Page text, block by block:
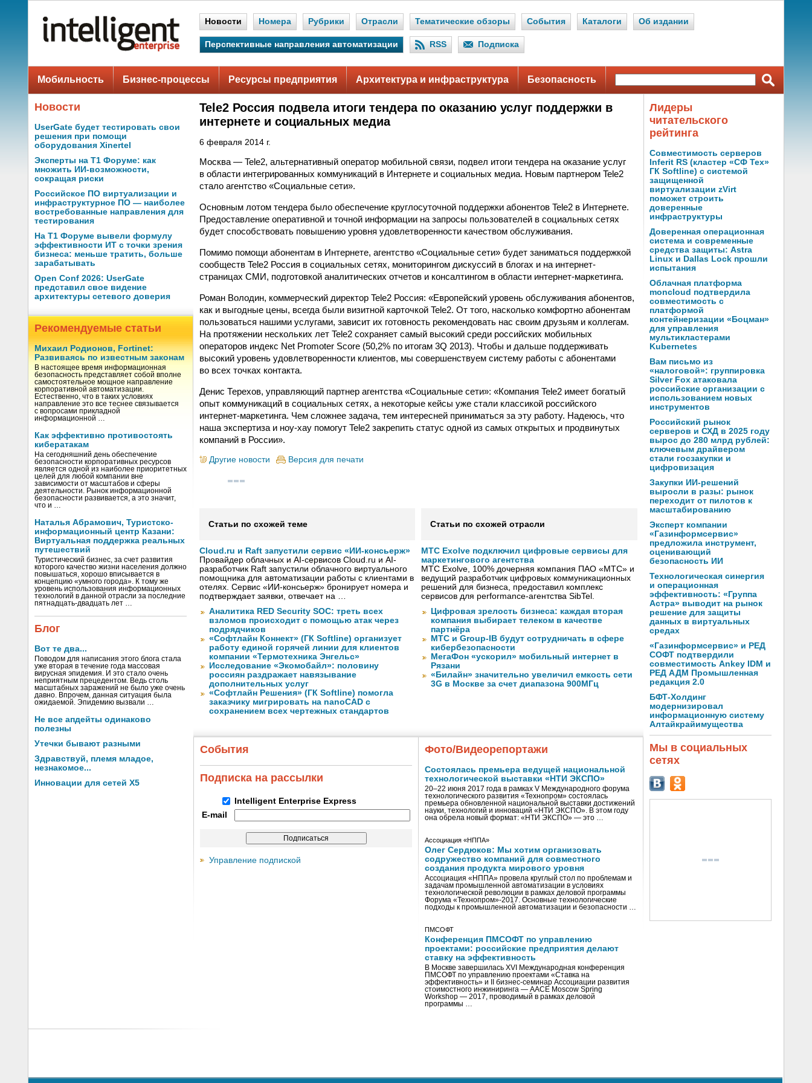
Новости Номера Рубрики Отрасли Тематические обзоры События Каталоги Об издании
Перспективные направления автоматизации RSS Подписка
Мобильность Бизнес-процессы Ресурсы предприятия Архитектура и инфраструктура Безопасность
Новости
UserGate будет тестировать свои
решения при помощи
оборудования Xinertel
Эксперты на Т1 Форуме: как
множить ИИ-возможности,
сокращая риски
Российское ПО виртуализации и
инфраструктурное ПО — наиболее
востребованные направления для
тестирования
На Т1 Форуме вывели формулу
эффективности ИТ с точки зрения
бизнеса: меньше тратить, больше
зарабатывать
Open Conf 2026: UserGate
представил свое видение
архитектуры сетевого доверия
Рекомендуемые статьи
Михаил Родионов, Fortinet:
Развиваясь по известным законам
В настоящее время информационная
безопасность представляет собой вполне
самостоятельное мощное направление
корпоративной автоматизации.
Естественно, что в таких условиях
направление это все теснее связывается
с вопросами прикладной
информационной …
Как эффективно противостоять
кибератакам
На сегодняшний день обеспечение
безопасности корпоративных ресурсов
является одной из наиболее приоритетных
целей для любой компании вне
зависимости от масштабов и сферы
деятельности. Рынок информационной
безопасности развивается, а это значит,
что и …
Наталья Абрамович, Туристско-
информационный центр Казани:
Виртуальная поддержка реальных
путешествий
Туристический бизнес, за счет развития
которого качество жизни населения должно
повышаться, хорошо вписывается в
концепцию «умного города». К тому же
уровень использования информационных
технологий в данной отрасли за последние
пятнадцать-двадцать лет …
Блог
Вот те два...
Поводом для написания этого блога стала
уже вторая в течение года массовая
вирусная эпидемия. И это стало очень
неприятным прецедентом. Ведь столь
масштабных заражений не было уже очень
давно. Впрочем, данная ситуация была
ожидаемой. Эпидемию вызвали …
Не все апдейты одинаково
полезны
Утечки бывают разными
Здравствуй, племя младое,
незнакомое...
Инновации для сетей X5
Tele2 Россия подвела итоги тендера по оказанию услуг поддержки в
интернете и социальных медиа
6 февраля 2014 г.
Москва — Tele2, альтернативный оператор мобильной связи, подвел итоги тендера на оказание услуг
в области интегрированных коммуникаций в Интернете и социальных медиа. Новым партнером Tele2
стало агентство «Социальные сети».
Основным лотом тендера было обеспечение круглосуточной поддержки абонентов Tele2 в Интернете.
Предоставление оперативной и точной информации на запросы пользователей в социальных сетях
будет способствовать повышению уровня удовлетворенности качеством обслуживания.
Помимо помощи абонентам в Интернете, агентство «Социальные сети» будет заниматься поддержкой
сообществ Tele2 Россия в социальных сетях, мониторингом дискуссий в блогах и на интернет-
страницах СМИ, подготовкой аналитических отчетов и консалтингом в области интернет-маркетинга.
Роман Володин, коммерческий директор Tele2 Россия: «Европейский уровень обслуживания абонентов,
как и выгодные цены, всегда были визитной карточкой Tele2. От того, насколько комфортно абонентам
пользоваться нашими услугами, зависит их готовность рекомендовать нас своим друзьям и коллегам.
На протяжении нескольких лет Tele2 сохраняет самый высокий среди российских мобильных
операторов индекс Net Promoter Score (50,2% по итогам 3Q 2013). Чтобы и дальше поддерживать
высокий уровень удовлетворенности клиентов, мы совершенствуем систему работы с абонентами
во всех точках контакта.
Денис Терехов, управляющий партнер агентства «Социальные сети»: «Компания Tele2 имеет богатый
опыт коммуникаций в социальных сетях, а некоторые кейсы уже стали классикой российского
интернет-маркетинга. Чем сложнее задача, тем интересней приниматься за эту работу. Надеюсь, что
наша экспертиза и ноу-хау помогут Tele2 закрепить статус одной из самых открытых и продвинутых
компаний в России».
Другие новости Версия для печати
Статьи по схожей теме
Cloud.ru и Raft запустили сервис «ИИ-консьерж»
Провайдер облачных и AI-сервисов Cloud.ru и AI-
разработчик Raft запустили облачного виртуального
помощника для автоматизации работы с клиентами в
отелях. Сервис «ИИ-консьерж» бронирует номера и
подтверждает заявки, отвечает на …
Аналитика RED Security SOC: треть всех
взломов происходит с помощью атак через
подрядчиков
«Софтлайн Коннект» (ГК Softline) организует
работу единой горячей линии для клиентов
компании «Термотехника Энгельс»
Исследование «Экомобайл»: половину
россиян раздражает навязывание
дополнительных услуг
«Софтлайн Решения» (ГК Softline) помогла
заказчику мигрировать на nanoCAD с
сохранением всех чертежных стандартов
Статьи по схожей отрасли
МТС Exolve подключил цифровые сервисы для
маркетингового агентства
МТС Exolve, 100% дочерняя компания ПАО «МТС» и
ведущий разработчик цифровых коммуникационных
решений для бизнеса, предоставил комплекс
сервисов для performance-агентства SibTel.
Цифровая зрелость бизнеса: каждая вторая
компания выбирает телеком в качестве
партнёра
МТС и Group-IB будут сотрудничать в сфере
кибербезопасности
МегаФон «ускорил» мобильный интернет в
Рязани
«Билайн» значительно увеличил емкость сети
3G в Москве за счет диапазона 900МГц
События
Подписка на рассылки
Intelligent Enterprise Express
E-mail
Управление подпиской
Фото/Видеорепортажи
Состоялась премьера ведущей национальной
технологической выставки «НТИ ЭКСПО»
20–22 июня 2017 года в рамках V Международного форума
технологического развития «Технопром» состоялась
премьера обновленной национальной выставки достижений
науки, технологий и инноваций «НТИ ЭКСПО». В этом году
она обрела новый формат: «НТИ ЭКСПО» — это …
Ассоциация «НППА»
Олег Сердюков: Мы хотим организовать
содружество компаний для совместного
создания продукта мирового уровня
Ассоциация «НППА» провела круглый стол по проблемам и
задачам промышленной автоматизации в условиях
технологической революции в рамках деловой программы
Форума «Технопром»-2017. Основные технологические
подходы к промышленной автоматизации и безопасности …
ПМСОФТ
Конференция ПМСОФТ по управлению
проектами: российские предприятия делают
ставку на эффективность
В Москве завершилась XVI Международная конференция
ПМСОФТ по управлению проектами «Ставка на
эффективность» и II бизнес-семинар Ассоциации развития
стоимостного инжиниринга — AACE Moscow Spring
Workshop — 2017, проводимый в рамках деловой
программы …
Лидеры
читательского
рейтинга
Совместимость серверов
Inferit RS (кластер «СФ Тех»
ГК Softline) с системой
защищенной
виртуализации zVirt
поможет строить
доверенные
инфраструктуры
Доверенная операционная
система и современные
средства защиты: Astra
Linux и Dallas Lock прошли
испытания
Облачная платформа
moncloud подтвердила
совместимость с
платформой
контейнеризации «Боцман»
для управления
мультикластерами
Kubernetes
Вам письмо из
«налоговой»: группировка
Silver Fox атаковала
российские организации с
использованием новых
инструментов
Российский рынок
серверов и СХД в 2025 году
вырос до 280 млрд рублей:
ключевым драйвером
стали госзакупки и
цифровизация
Закупки ИИ-решений
выросли в разы: рынок
переходит от пилотов к
масштабированию
Эксперт компании
«Газинформсервис»
предложила инструмент,
оценивающий
безопасность ИИ
Технологическая синергия
и операционная
эффективность: «Группа
Астра» выводит на рынок
решение для защиты
данных в виртуальных
средах
«Газинформсервис» и РЕД
СОФТ подтвердили
совместимость Ankey IDM и
РЕД АДМ Промышленная
редакция 2.0
БФТ-Холдинг
модернизировал
информационную систему
Алтайкрайимущества
Мы в социальных
сетях